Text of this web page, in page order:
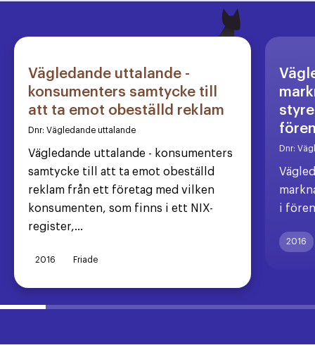
Vägledande uttalande -
konsumenters samtycke till
att ta emot obeställd reklam
Dnr: Vägledande uttalande
Vägledande uttalande - konsumenters
samtycke till att ta emot obeställd
reklam från ett företag med vilken
konsumenten, som finns i ett NIX-
register,...
2016 Friade
Dnr:
i
2016